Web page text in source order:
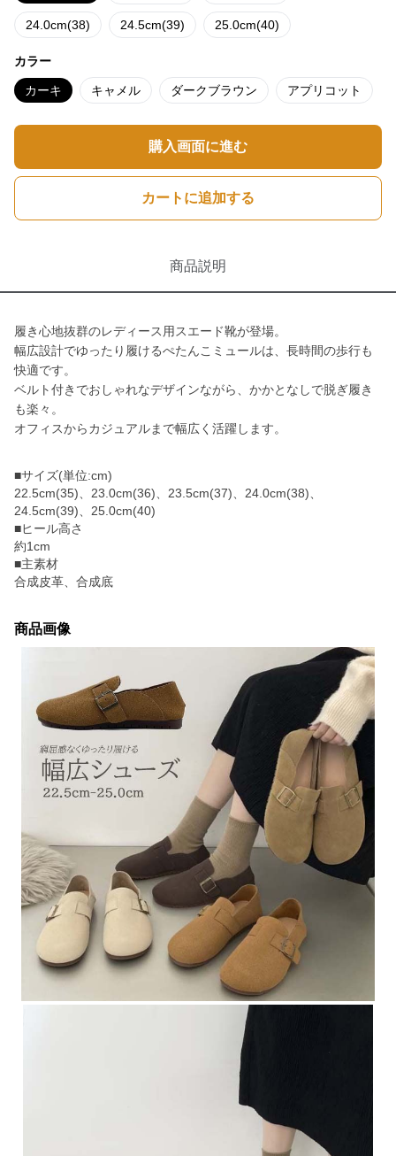
24.0cm(38) 24.5cm(39) 25.0cm(40)
カラー
カーキ キャメル ダークブラウン アプリコット
購入画面に進む
カートに追加する
商品説明
履き心地抜群のレディース用スエード靴が登場。
幅広設計でゆったり履けるぺたんこミュールは、長時間の歩行も
快適です。
ベルト付きでおしゃれなデザインながら、かかとなしで脱ぎ履き
も楽々。
オフィスからカジュアルまで幅広く活躍します。
■サイズ(単位:cm)
22.5cm(35)、23.0cm(36)、23.5cm(37)、24.0cm(38)、
24.5cm(39)、25.0cm(40)
■ヒール高さ
約1cm
■主素材
合成皮革、合成底
商品画像